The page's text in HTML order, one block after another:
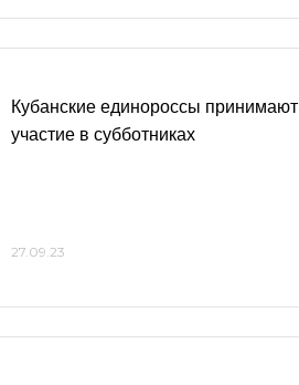
Кубанские единороссы принимают
участие в субботниках
27.09.23